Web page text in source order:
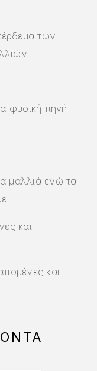
των
φυσική πηγή
μαλλιά ενώ τα
και
και